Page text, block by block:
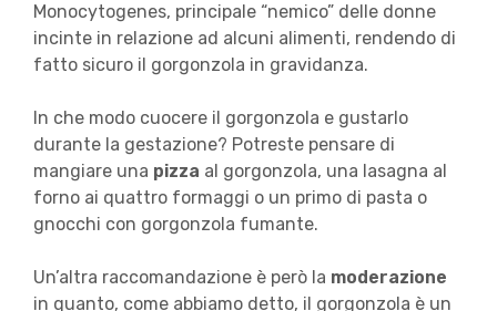
Monocytogenes, principale “nemico” delle donne
incinte in relazione ad alcuni alimenti, rendendo di
fatto sicuro il gorgonzola in gravidanza.
In che modo cuocere il gorgonzola e gustarlo
durante la gestazione? Potreste pensare di
mangiare una pizza al gorgonzola, una lasagna al
forno ai quattro formaggi o un primo di pasta o
gnocchi con gorgonzola fumante.
Un’altra raccomandazione è però la moderazione
in quanto, come abbiamo detto, il gorgonzola è un